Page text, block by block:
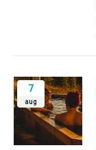
7
aug